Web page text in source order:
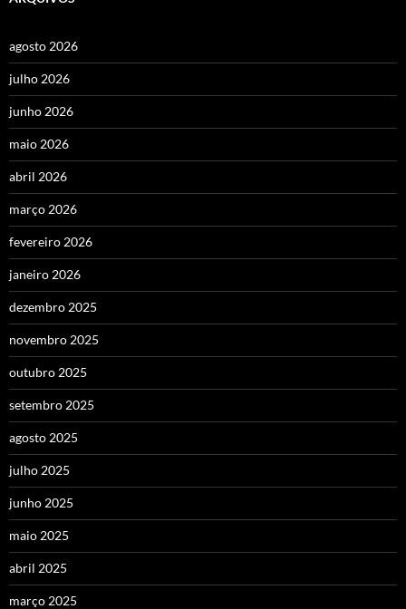
agosto 2026
julho 2026
junho 2026
maio 2026
abril 2026
março 2026
fevereiro 2026
janeiro 2026
dezembro 2025
novembro 2025
outubro 2025
setembro 2025
agosto 2025
julho 2025
junho 2025
maio 2025
abril 2025
março 2025